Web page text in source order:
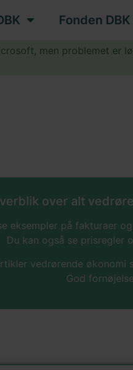
Fonden DBK
men problemet er
over alt
eksempler på fakturaer
Du kan også se prisregler
vedrørende økonomi
God fornøjelse